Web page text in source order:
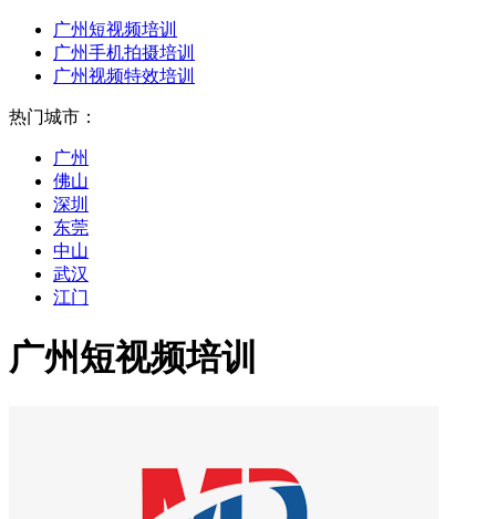
广州短视频培训
广州手机拍摄培训
广州视频特效培训
热门城市：
广州
佛山
深圳
东莞
中山
武汉
江门
广州短视频培训